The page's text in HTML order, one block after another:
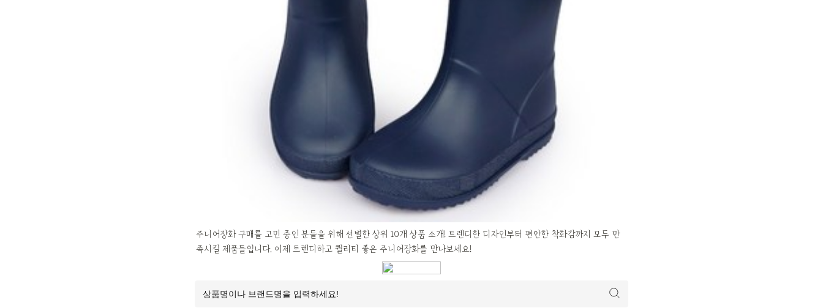
주니어장화 구매를 고민 중인 분들을 위해 선별한 상위 10개 상품 소개! 트렌디한 디자인부터 편안한 착화감까지 모두 만
족시킬 제품들입니다. 이제 트렌디하고 퀄리티 좋은 주니어장화를 만나보세요!